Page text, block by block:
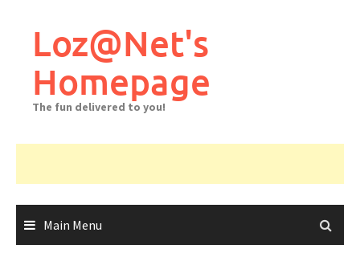
Loz@Net's
Homepage
The fun delivered to you!
Main Menu